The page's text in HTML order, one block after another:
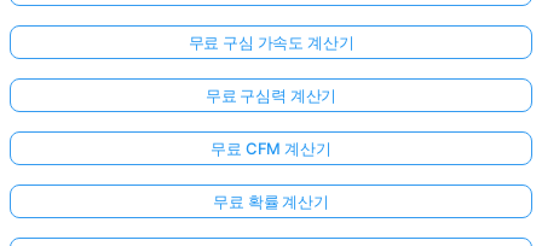
무료 구심 가속도 계산기
무료 구심력 계산기
무료 CFM 계산기
무료 확률 계산기